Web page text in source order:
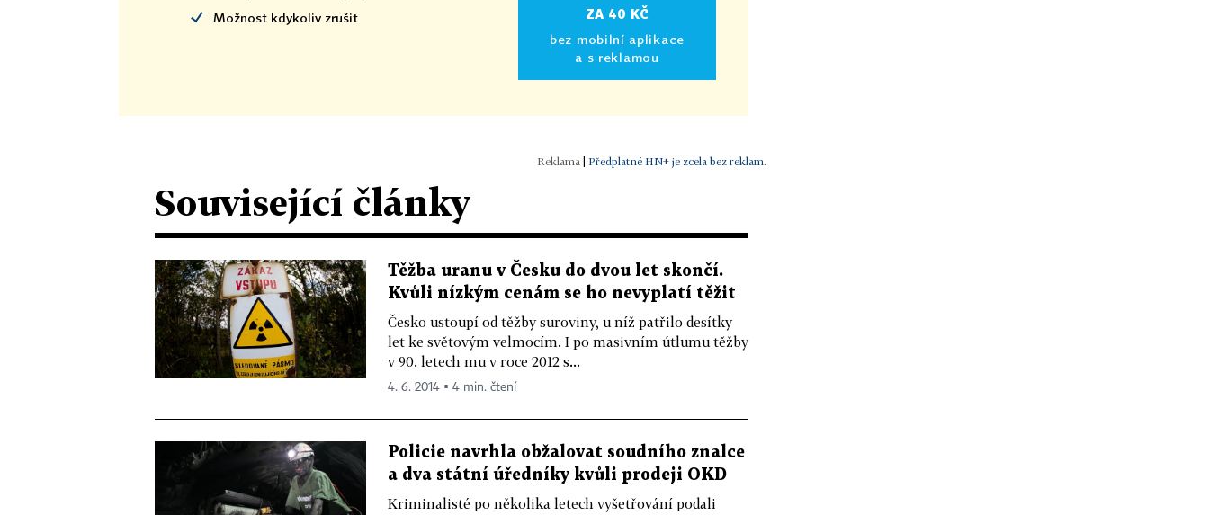
Možnost kdykoliv zrušit
ZA 40 KČ
bez mobilní aplikace
a s reklamou
| Předplatné HN+ je zcela bez reklam.
Související články
Těžba uranu v Česku do dvou let skončí.
Kvůli nízkým cenám se ho nevyplatí těžit
Česko ustoupí od těžby suroviny, u níž patřilo desítky
let ke světovým velmocím. I po masivním útlumu těžby
v 90. letech mu v roce 2012 s...
4. 6. 2014 ▪ 4 min. čtení
Policie navrhla obžalovat soudního znalce
a dva státní úředníky kvůli prodeji OKD
Kriminalisté po několika letech vyšetřování podali